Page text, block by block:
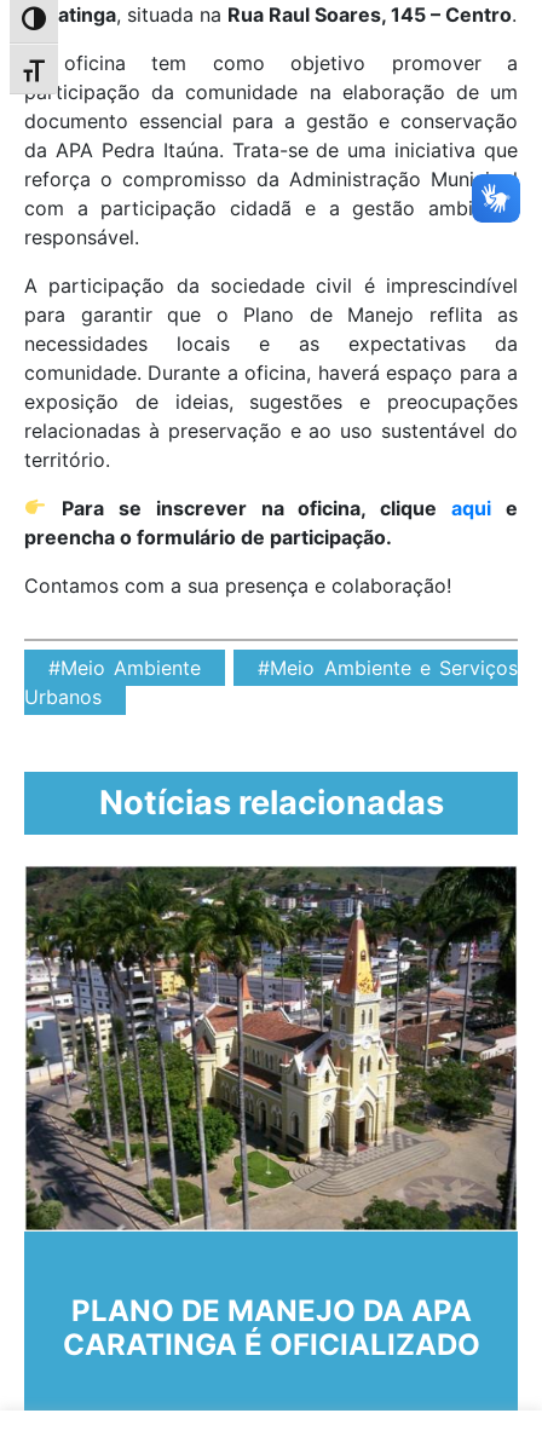
Alternar alto contraste
Alternar tamanho da fonte
Caratinga, situada na Rua Raul Soares, 145 – Centro.
A oficina tem como objetivo promover a
participação da comunidade na elaboração de um
documento essencial para a gestão e conservação
da APA Pedra Itaúna. Trata-se de uma iniciativa que
reforça o compromisso da Administração Municipal
com a participação cidadã e a gestão ambiental
responsável.
A participação da sociedade civil é imprescindível
para garantir que o Plano de Manejo reflita as
necessidades locais e as expectativas da
comunidade. Durante a oficina, haverá espaço para a
exposição de ideias, sugestões e preocupações
relacionadas à preservação e ao uso sustentável do
território.
Para se inscrever na oficina, cliqueaqui e
preencha o formulário de participação.
Contamos com a sua presença e colaboração!
#Meio Ambiente
#Meio Ambiente e Serviços
Urbanos
Notícias relacionadas
PLANO DE MANEJO DA APA
CARATINGA É OFICIALIZADO